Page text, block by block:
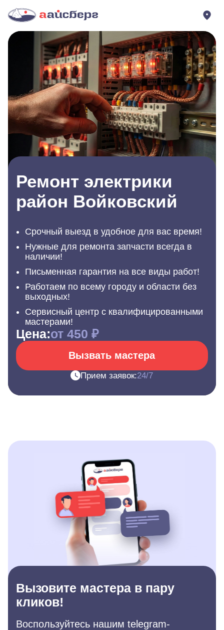
Ремонт электрики
район Войковский
Срочный выезд в удобное для вас время!
Нужные для ремонта запчасти всегда в
наличии!
Письменная гарантия на все виды работ!
Работаем по всему городу и области без
выходных!
Сервисный центр с квалифицированными
мастерами!
Цена:от 450 ₽
Вызвать мастера
Прием заявок:24/7
Вызовите мастера в пару
кликов!
Воспользуйтесь нашим telegram-